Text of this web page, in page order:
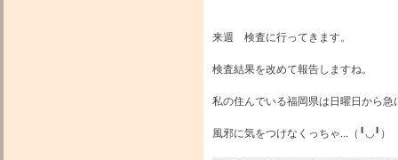
来週 検査に行ってきます。
検査結果を改めて報告しますね。
私の住んでいる福岡県は日曜日から急
風邪に気をつけなくっちゃ…（╹◡╹）